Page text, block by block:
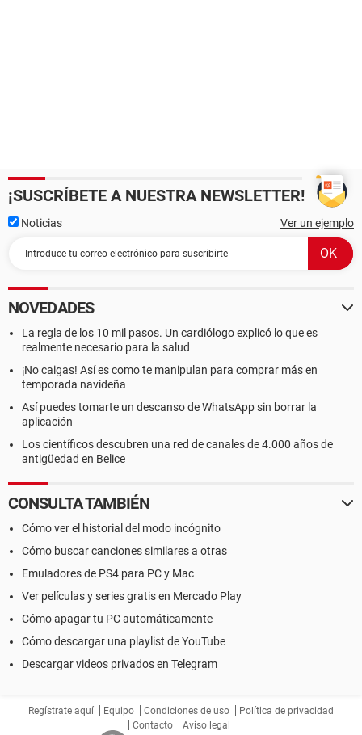
¡SUSCRÍBETE A NUESTRA NEWSLETTER!
Noticias Ver un ejemplo
NOVEDADES
La regla de los 10 mil pasos. Un cardiólogo explicó lo que es
realmente necesario para la salud
¡No caigas! Así es como te manipulan para comprar más en
temporada navideña
Así puedes tomarte un descanso de WhatsApp sin borrar la
aplicación
Los científicos descubren una red de canales de 4.000 años de
antigüedad en Belice
CONSULTA TAMBIÉN
Cómo ver el historial del modo incógnito
Cómo buscar canciones similares a otras
Emuladores de PS4 para PC y Mac
Ver películas y series gratis en Mercado Play
Cómo apagar tu PC automáticamente
Cómo descargar una playlist de YouTube
Descargar videos privados en Telegram
Regístrate aquí Equipo Condiciones de uso
Política de privacidad
Contacto
Aviso legal